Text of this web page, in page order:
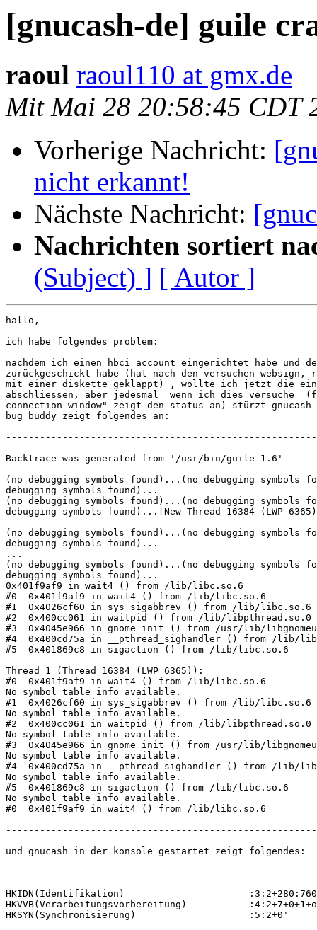
[gnucash-de] guile
raoul raoul110 at gmx.de
Mit Mai 28 20:58:45 CDT
Vorherige Nachricht:
nicht erkannt!
Nächste Nachricht:
Nachrichten sortiert
(Subject) ] [ Autor ]
hallo,
ich habe folgendes problem:
nachdem ich einen hbci account eingerichtet habe und
zurückgeschickt habe (hat nach den versuchen
mit einer diskette geklappt) , wollte ich jetzt die
abschliessen, aber jedesmal  wenn ich dies versuche
connection window" zeigt den status an) stürzt
bug buddy zeigt folgendes an:
Backtrace was generated from '/usr/bin/guile-1.6'
(no debugging symbols found)...(no debugging symbols
debugging symbols found)...
(no debugging symbols found)...(no debugging symbols
debugging symbols found)...[New Thread 16384 (LWP
(no debugging symbols found)...(no debugging symbols
debugging symbols found)...
...
(no debugging symbols found)...(no debugging symbols
debugging symbols found)...
0x401f9af9 in wait4 () from /lib/libc.so.6
#0  0x401f9af9 in wait4 () from /lib/libc.so.6
#1  0x4026cf60 in sys_sigabbrev () from /lib/libc.so.6
#2  0x400cc061 in waitpid () from /lib/libpthread.so.0
#3  0x4045e966 in gnome_init () from /usr/lib/
#4  0x400cd75a in __pthread_sighandler () from /lib/
#5  0x401869c8 in sigaction () from /lib/libc.so.6
Thread 1 (Thread 16384 (LWP 6365)):
#0  0x401f9af9 in wait4 () from /lib/libc.so.6
No symbol table info available.
#1  0x4026cf60 in sys_sigabbrev () from /lib/libc.so.6
No symbol table info available.
#2  0x400cc061 in waitpid () from /lib/libpthread.so.0
No symbol table info available.
#3  0x4045e966 in gnome_init () from /usr/lib/
No symbol table info available.
#4  0x400cd75a in __pthread_sighandler () from /lib/
No symbol table info available.
#5  0x401869c8 in sigaction () from /lib/libc.so.6
No symbol table info available.
#0  0x401f9af9 in wait4 () from /lib/libc.so.6
und gnucash in der konsole gestartet zeigt folgendes:
HKIDN(Identifikation)
HKVVB(Verarbeitungsvorbereitung)
HKSYN(Synchronisierung)                    :5:2+0'